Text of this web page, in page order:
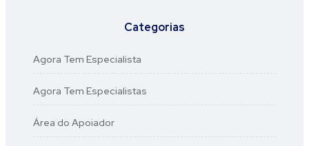
Categorias
Agora Tem Especialista
Agora Tem Especialistas
Área do Apoiador